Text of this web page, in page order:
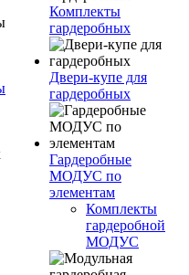
Комплекты
гардеробных
Двери-купе для
гардеробных
Гардеробные
МОДУС по
элементам
Комплекты
гардеробной
МОДУС